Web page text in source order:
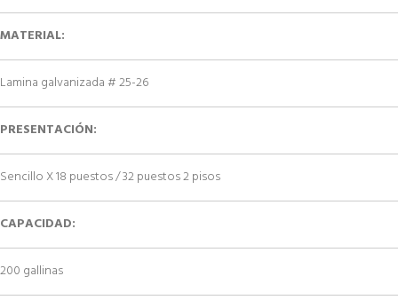
MATERIAL:
Lamina galvanizada # 25-26
PRESENTACIÓN:
Sencillo X 18 puestos / 32 puestos 2 pisos
CAPACIDAD:
200 gallinas